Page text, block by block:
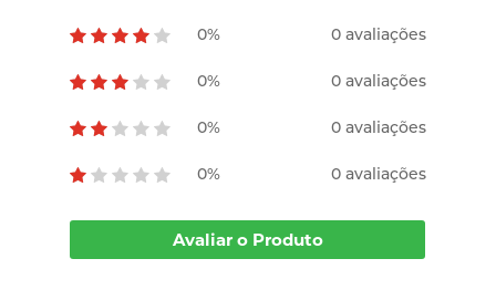
0% 0 avaliações
0% 0 avaliações
0% 0 avaliações
0% 0 avaliações
Avaliar o Produto